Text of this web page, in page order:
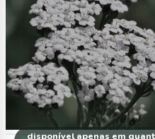
disponível apenas em